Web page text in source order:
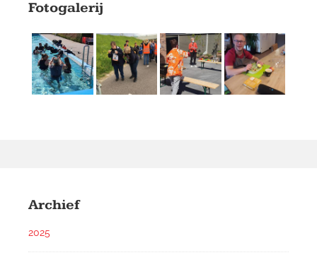
Fotogalerij
Archief
2025